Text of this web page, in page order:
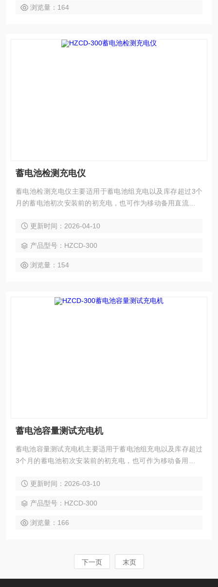
浏览量：164
蓄电池检测充电仪
蓄电池检测充电仪主要适用于蓄电池组充电以及库存超过3个
月的蓄电池初次安装前的初充电，也可作为移动备用直流电源
面友好，是蓄电池维护工作的好助手
更新时间：2026-04-10
产品型号：HZCD-300
浏览量：154
蓄电池容量测试充电机
蓄电池容量测试充电机主要适用于蓄电池组充电以及库存超过
3个月的蓄电池初次安装前的初充电，也可作为移动备用直流
单，界面友好，是蓄电池维护工作的好助手
更新时间：2026-03-10
产品型号：HZCD-300
浏览量：166
下一页 末页